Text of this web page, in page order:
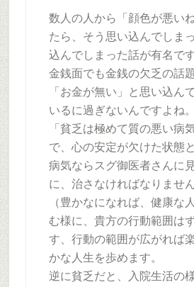
数人の人から「顔色が悪い
たら、そう思い込んでしま
込んでしまった話が有名で
金銭面でも金銭の欠乏の話
「お金が無い」と思い込ん
いるに過ぎないんですよね
「貧乏は極めて質の悪い病
で、心の安定が欠けた状態
病気ならスグ御医者さんに
に、治さなければなりません
（豊かなになれば、健康な
む様に、貴方の行動範囲は
す、行動の範囲が広がれば
かな人生を歩めます。
逆に貧乏だと、入院生活の